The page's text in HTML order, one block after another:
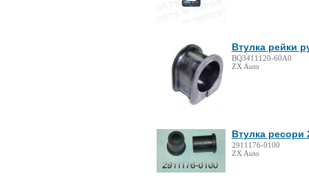
Втулка рейки
BQ3411120-60A0
ZX Auto
Втулка ресори
2911176-0100
ZX Auto